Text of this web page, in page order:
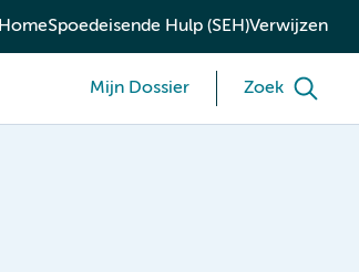
HomeSpoedeisende Hulp (SEH)Verwijzen
Mijn Dossier Zoek